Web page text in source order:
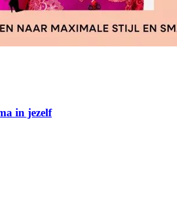
in jezelf